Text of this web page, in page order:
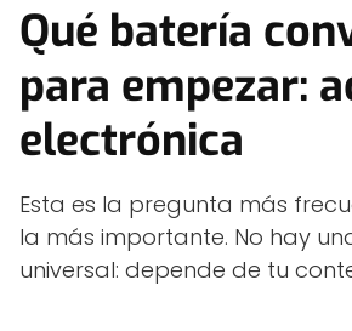
Qué batería
para empezar:
electrónica
Esta es la pregunta más
la más importante. No hay
universal: depende de tu